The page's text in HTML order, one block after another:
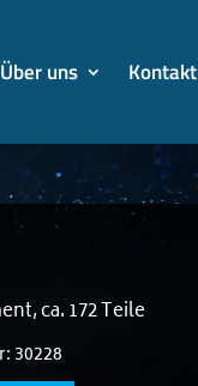
Über uns Kontakt
ca. 172 Teile
30228